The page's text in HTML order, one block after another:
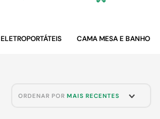
ELETROPORTÁTEIS CAMA MESA E BANHO
ORDENAR POR MAIS RECENTES